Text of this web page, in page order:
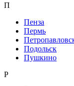
П
Пенза
Пермь
Подольск
Пушкино
Р